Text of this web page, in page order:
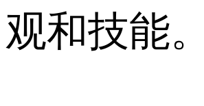
观和技能。